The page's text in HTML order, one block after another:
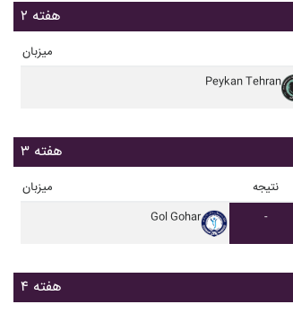
هفته ۲
میزبان
Peykan Tehran
هفته ۳
میزبان نتیجه
Gol Gohar -
هفته ۴